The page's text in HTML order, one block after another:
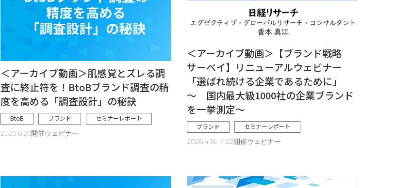
＜アーカイブ動画＞肌感覚とズレる調
査に終止符を！BtoBブランド調査の精
度を高める「調査設計」の秘訣
BtoB ブランド セミナーレポート
2025.6.26開催ウェビナー
＜アーカイブ動画＞【ブランド戦略
サーベイ】リニューアルウェビナー
「選ばれ続ける企業であるために」
～ 国内最大級1000社の企業ブランド
を一挙測定～
ブランド セミナーレポート
2026.4.16, 4.22開催ウェビナー